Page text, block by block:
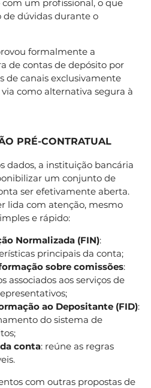
um profissional, o que
dúvidas durante o
formalmente a
de contas de depósito por
de canais exclusivamente
como alternativa segura à
PRÉ-CONTRATUAL
dados, a instituição bancária
um conjunto de
ser efetivamente aberta.
lida com atenção, mesmo
e rápido:
Normalizada (FIN):
principais da conta;
sobre comissões:
associados aos serviços de
ao Depositante (FID):
do sistema de
conta: reúne as regras
com outras propostas de